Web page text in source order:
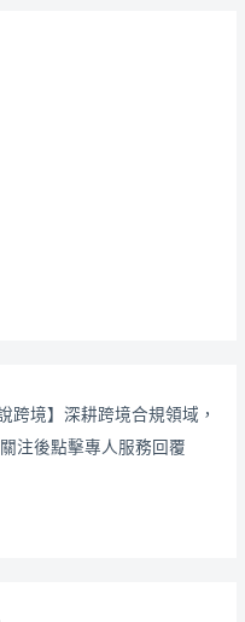
跨境】深耕跨境合規領域，
注後點擊專人服務回覆